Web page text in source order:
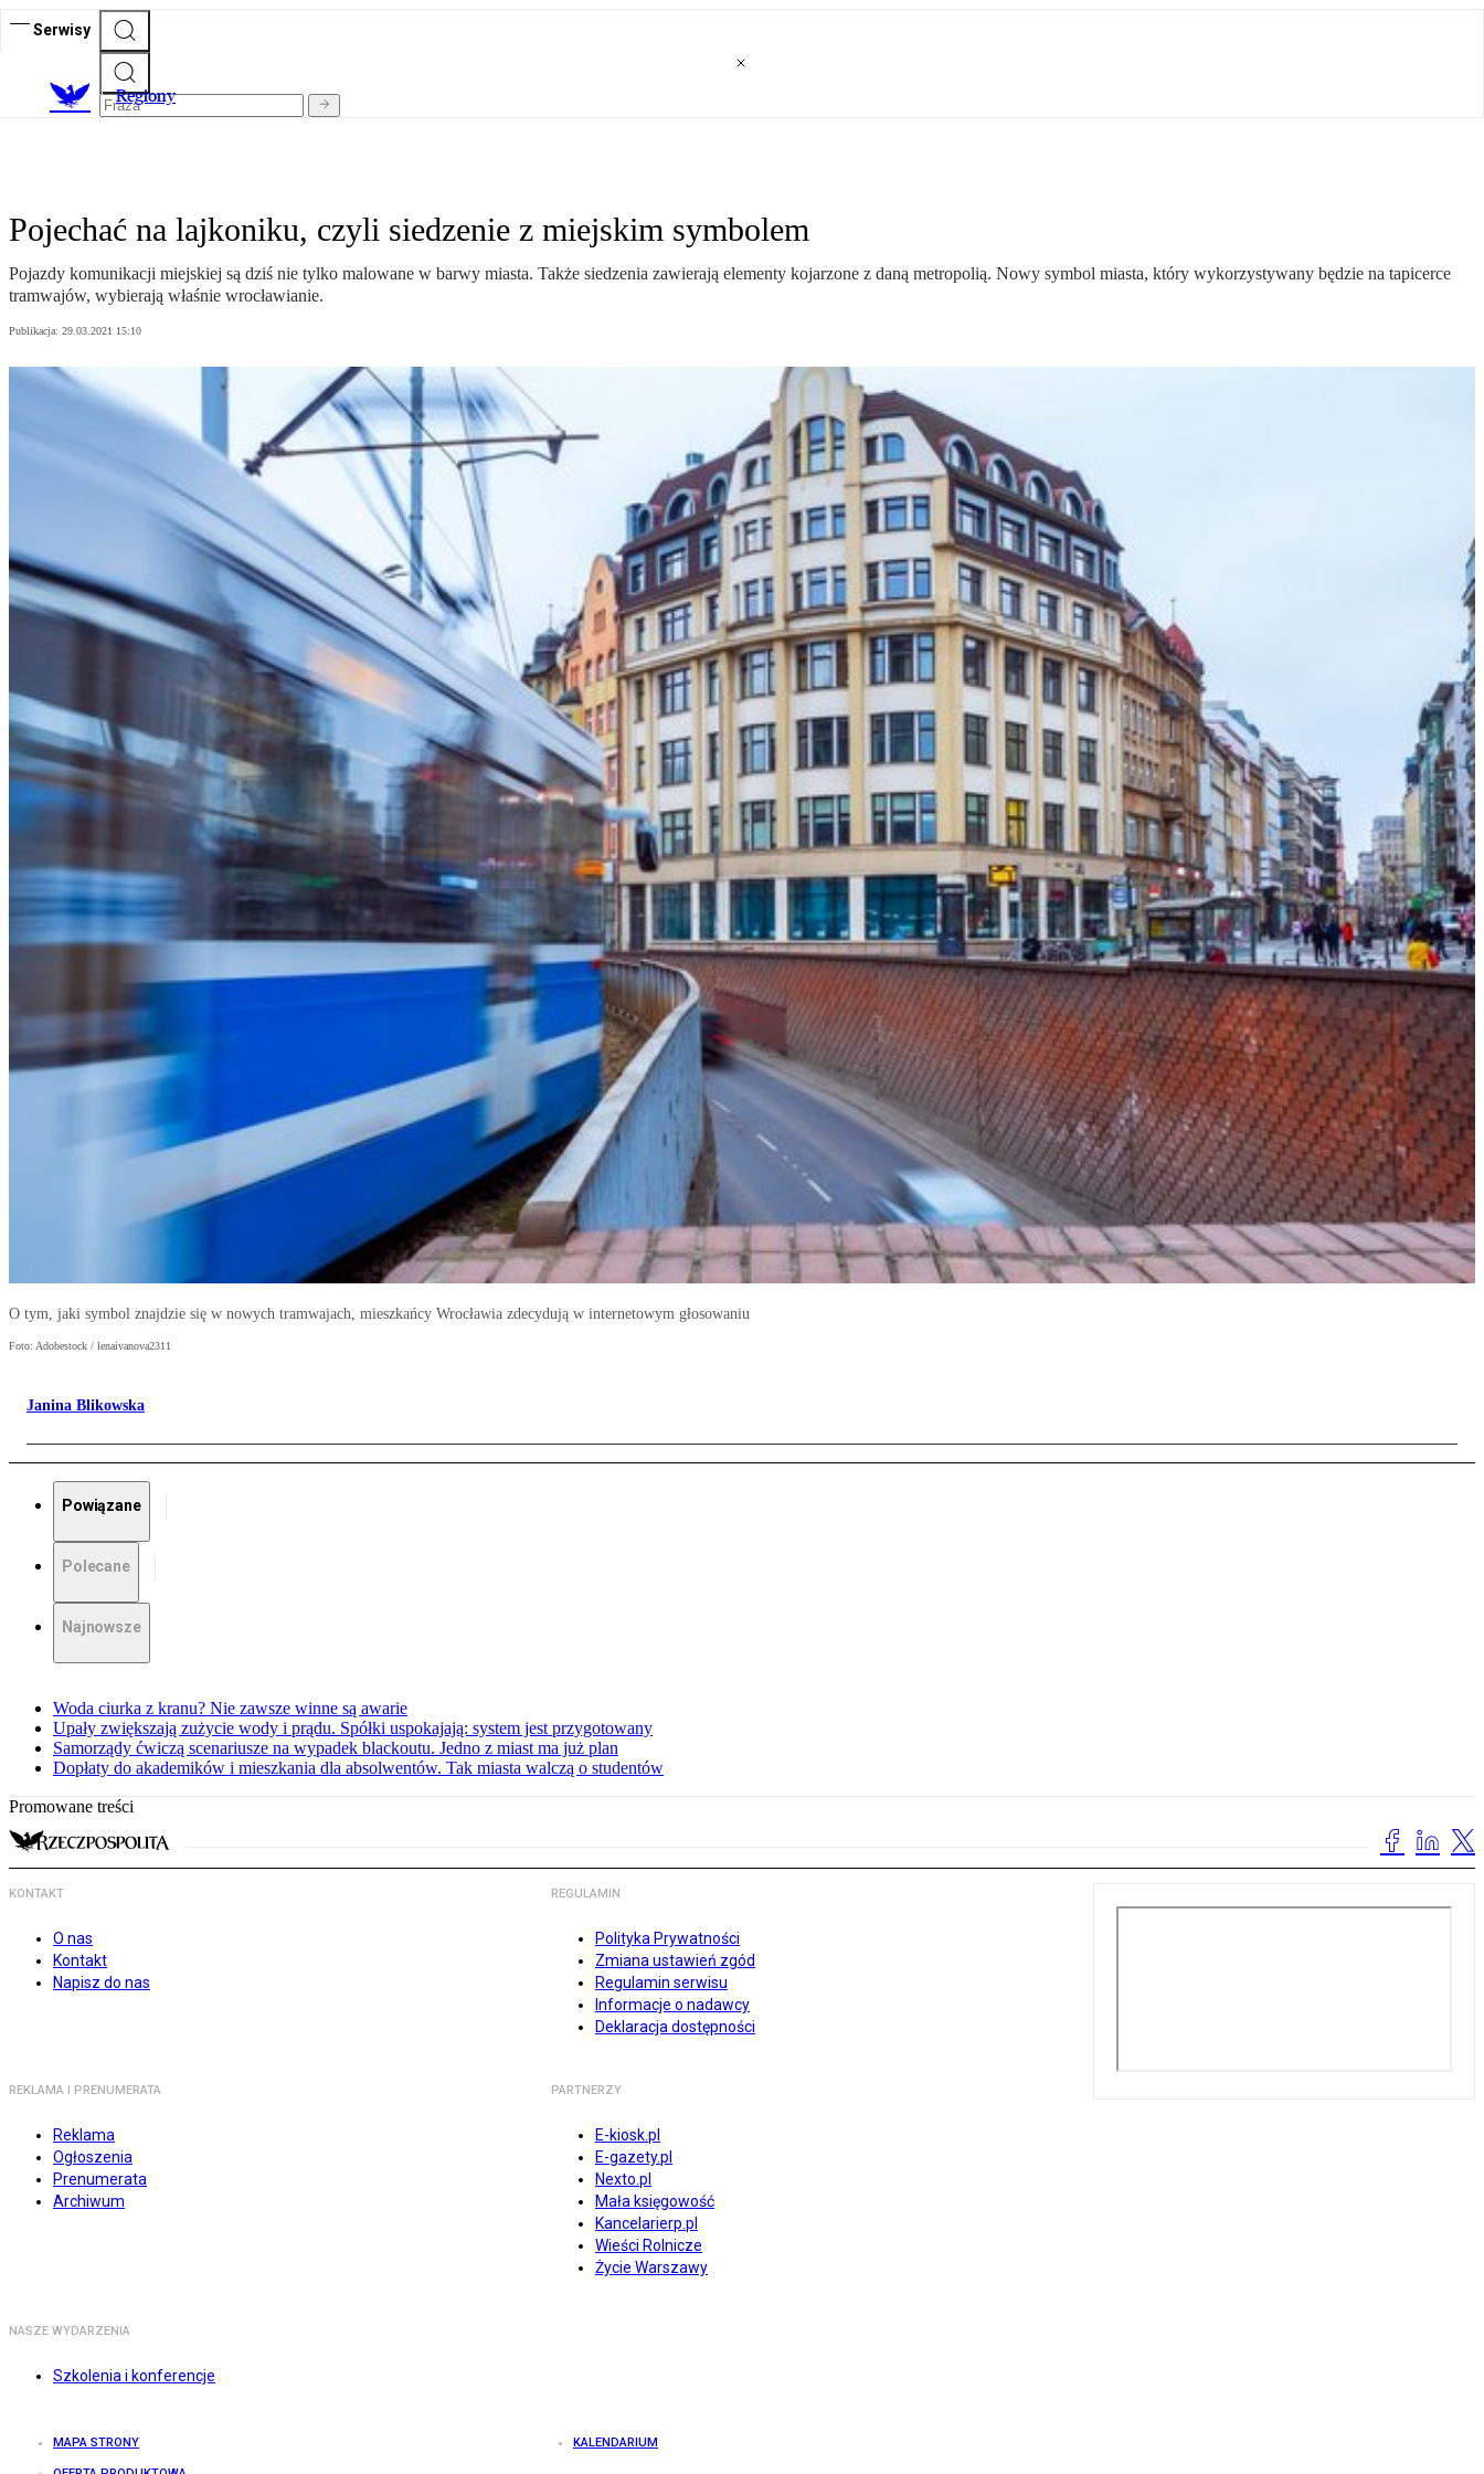
Serwisy
Regiony
Pojechać na lajkoniku, czyli siedzenie z miejskim symbolem
Pojazdy komunikacji miejskiej są dziś nie tylko malowane w barwy miasta. Także siedzenia zawierają elementy kojarzone z daną metropolią. Nowy symbol miasta, który wykorzystywany będzie na tapicerce
tramwajów, wybierają właśnie wrocławianie.
Publikacja: 29.03.2021 15:10
O tym, jaki symbol znajdzie się w nowych tramwajach, mieszkańcy Wrocławia zdecydują w internetowym głosowaniu
Foto: Adobestock / lenaivanova2311
Janina Blikowska
Powiązane
Polecane
Najnowsze
Woda ciurka z kranu? Nie zawsze winne są awarie
Upały zwiększają zużycie wody i prądu. Spółki uspokajają: system jest przygotowany
Samorządy ćwiczą scenariusze na wypadek blackoutu. Jedno z miast ma już plan
Dopłaty do akademików i mieszkania dla absolwentów. Tak miasta walczą o studentów
Promowane treści
KONTAKT
O nas
Kontakt
Napisz do nas
REGULAMIN
Polityka Prywatności
Zmiana ustawień zgód
Regulamin serwisu
Informacje o nadawcy
Deklaracja dostępności
REKLAMA I PRENUMERATA
Reklama
Ogłoszenia
Prenumerata
Archiwum
PARTNERZY
E-kiosk.pl
E-gazety.pl
Nexto.pl
Mała księgowość
Kancelarierp.pl
Wieści Rolnicze
Życie Warszawy
NASZE WYDARZENIA
Szkolenia i konferencje
MAPA STRONY KALENDARIUM